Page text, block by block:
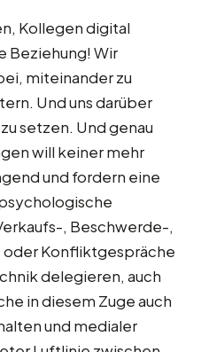
Kollegen digital
Beziehung! Wir
miteinander zu
Und uns darüber
setzen. Und genau
will keiner mehr
und fordern eine
, Beschwerde-,
oder Konfliktgespräche
delegieren, auch
in diesem Zuge auch
und medialer